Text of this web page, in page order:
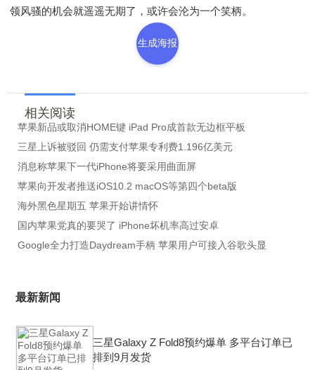
领风骚的机会就遥遥无期了，或许会沦为一个笑柄。
生成海报
相关阅读
苹果新品或取消HOME键 iPad Pro成首款无边框平板
三星上诉被驳回 仍需支付苹果专利费1.196亿美元
消息称苹果下一代iPhone将要采用曲面屏
苹果向开发者推送iOS10.2 macOS等第四个beta版
海外黑色星期五 苹果开始讲情怀
国内苹果党真的要哭了 iPhone坏机率高过安卓
Google全力打造Daydream手柄 苹果用户可接入谷歌头显
最新新闻
三星Galaxy Z Fold8预约爆单 多平台订单已
排到9月发货